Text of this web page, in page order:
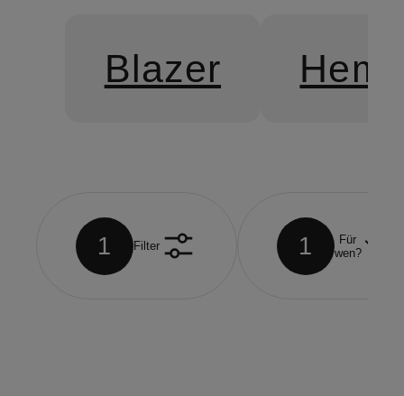
Blazer
1 Filter 1
Für
wen?